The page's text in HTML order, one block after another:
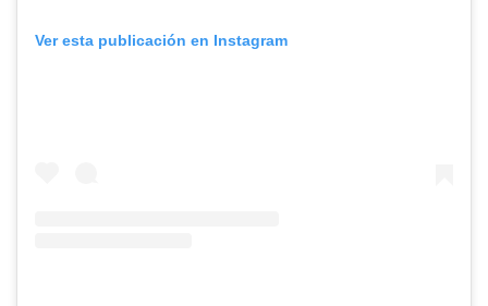
Ver esta publicación en Instagram